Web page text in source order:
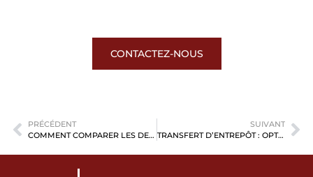
CONTACTEZ-NOUS
PRÉCÉDENT
COMMENT COMPARER LES DEVIS DE DÉMÉNAGEMENT POUR CHOISIR LE BON PRESTATAIRE ?
SUIVANT
TRANSFERT D’ENTREPÔT : OPTIMISER VOTRE DÉMÉNAGEMENT LOGISTIQUE SANS INTERRUPTION D’ACTIVITÉ